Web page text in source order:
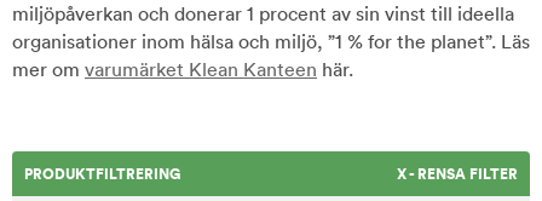
miljöpåverkan och donerar 1 procent av sin vinst till ideella
organisationer inom hälsa och miljö, ”1 % for the planet”. Läs
mer om varumärket Klean Kanteen här.
PRODUKTFILTRERING X - RENSA FILTER